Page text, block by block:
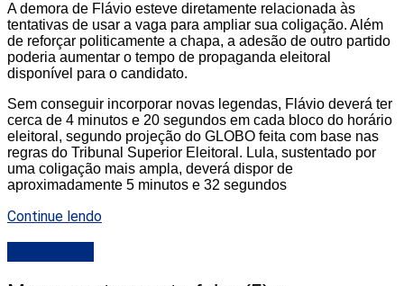
A demora de Flávio esteve diretamente relacionada às
tentativas de usar a vaga para ampliar sua coligação. Além
de reforçar politicamente a chapa, a adesão de outro partido
poderia aumentar o tempo de propaganda eleitoral
disponível para o candidato.
Sem conseguir incorporar novas legendas, Flávio deverá ter
cerca de 4 minutos e 20 segundos em cada bloco do horário
eleitoral, segundo projeção do GLOBO feita com base nas
regras do Tribunal Superior Eleitoral. Lula, sustentado por
uma coligação mais ampla, deverá dispor de
aproximadamente 5 minutos e 32 segundos
Continue lendo